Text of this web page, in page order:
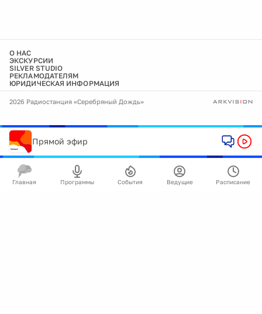
О НАС
ЭКСКУРСИИ
SILVER STUDIO
РЕКЛАМОДАТЕЛЯМ
ЮРИДИЧЕСКАЯ ИНФОРМАЦИЯ
2026 Радиостанция «Серебряный Дождь»
Прямой эфир
Главная Программы События Ведущие Расписание